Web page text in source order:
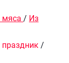
мяса / Из
/